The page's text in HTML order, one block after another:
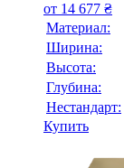
от 14 677 ₴
Материал:
Ширина:
Высота:
Глубина:
Нестандарт:
Купить